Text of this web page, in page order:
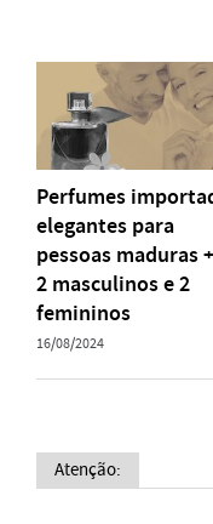
Perfumes
elegantes para
pessoas maduras
2 masculinos e 2
femininos
16/08/2024
Atenção: